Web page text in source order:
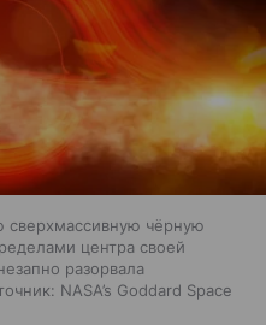
чёрную
центра своей
разорвала
NASA’s Goddard Space